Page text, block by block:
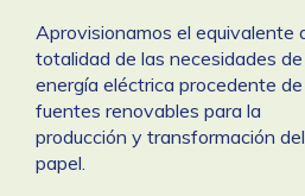
Aprovisionamos el equivalente
totalidad de las necesidades de
energía eléctrica procedente de
fuentes renovables para la
producción y transformación del
papel.